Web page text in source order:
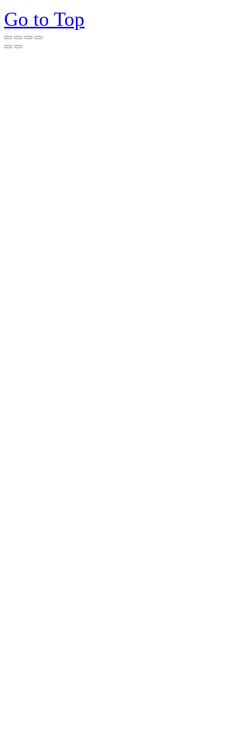
Go to Top